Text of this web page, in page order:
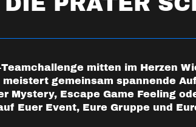
mitten im Herzen
gemeinsam spannende
Mystery, Escape Game Feeling
Euer Event, Eure Gruppe und